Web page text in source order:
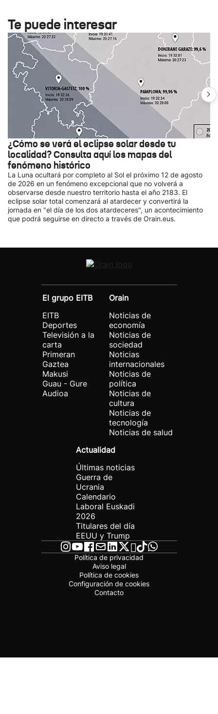
Te puede interesar
¿Cómo se verá el eclipse solar desde tu
localidad? Consulta aquí los mapas del
fenómeno histórico
La Luna ocultará por completo al Sol el próximo 12 de agosto
de 2026 en un fenómeno excepcional que no volverá a
observarse desde nuestro territorio hasta el año 2183. El
eclipse solar total comenzará al atardecer y convertirá la
jornada en "el día de los dos atardeceres", un acontecimiento
que podrá seguirse en directo a través de Orain.eus.
El grupo EITB
EITB
Deportes
Televisión a la
carta
Primeran
Gaztea
Makusi
Guau - Gure
Audioa
Orain
Noticias de
economía
Noticias de
sociedad
Noticias
internacionales
Noticias de
política
Noticias de
cultura
Noticias de
tecnología
Noticias de salud
Actualidad
Últimas noticias
Guerra de
Ucrania
Calendario
Laboral Euskadi
2026
Titulares del día
EEUU y Trump
Política de privacidad
Aviso legal
Política de cookies
Configuración de cookies
Contacto